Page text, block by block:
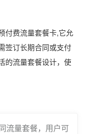
付费流量套餐卡,它允
签订长期合同或支付
的流量套餐设计，使
流量套餐，用户可